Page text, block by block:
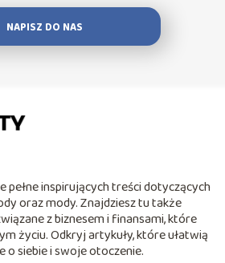
NAPISZ DO NAS
pełne inspirujących treści dotyczących
oraz mody. Znajdziesz tu także
z biznesem i finansami, które
życiu. Odkryj artykuły, które ułatwią
o siebie i swoje otoczenie.